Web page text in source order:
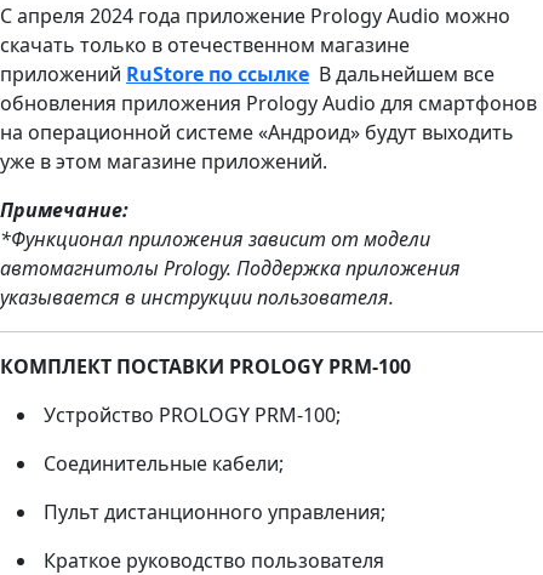
С апреля 2024 года приложение Prology Audio можно
скачать только в отечественном магазине
приложений RuStore по ссылке В дальнейшем все
обновления приложения Prology Audio для смартфонов
на операционной системе «Андроид» будут выходить
уже в этом магазине приложений.
Примечание:
*Функционал приложения зависит от модели
автомагнитолы Prology. Поддержка приложения
указывается в инструкции пользователя.
КОМПЛЕКТ ПОСТАВКИ PROLOGY PRM-100
Устройство PROLOGY PRM-100;
Соединительные кабели;
Пульт дистанционного управления;
Краткое руководство пользователя